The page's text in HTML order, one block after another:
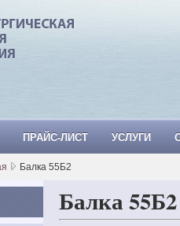
СТАЛЬНАЯ,
ПРАЙС-ЛИСТ УСЛУГИ
Балка 55Б2
Балка